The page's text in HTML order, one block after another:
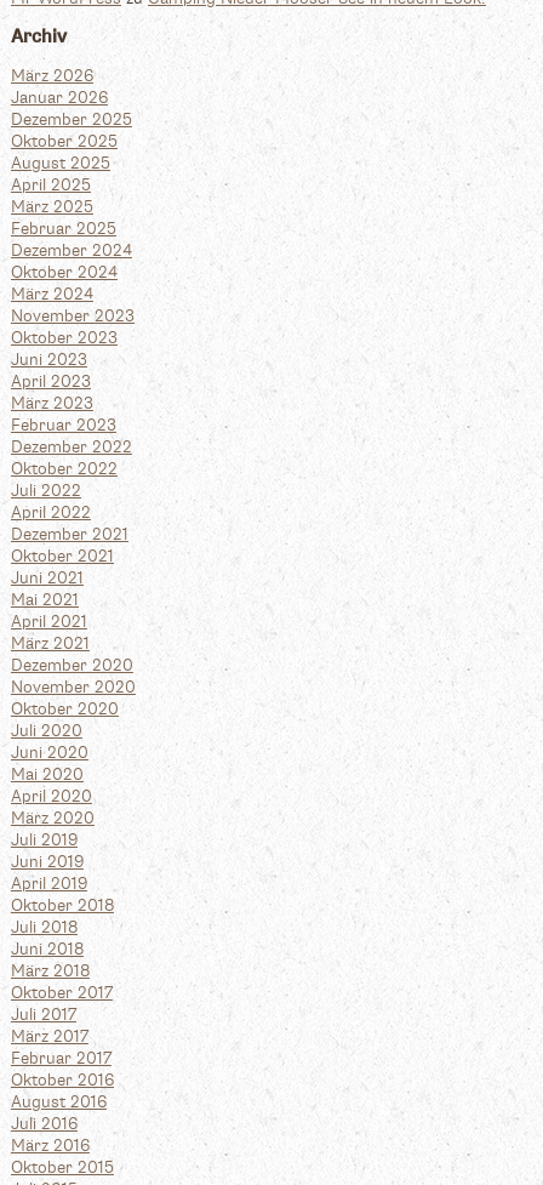
Archiv
März 2026
Januar 2026
Dezember 2025
Oktober 2025
August 2025
April 2025
März 2025
Februar 2025
Dezember 2024
Oktober 2024
März 2024
November 2023
Oktober 2023
Juni 2023
April 2023
März 2023
Februar 2023
Dezember 2022
Oktober 2022
Juli 2022
April 2022
Dezember 2021
Oktober 2021
Juni 2021
Mai 2021
April 2021
März 2021
Dezember 2020
November 2020
Oktober 2020
Juli 2020
Juni 2020
Mai 2020
April 2020
März 2020
Juli 2019
Juni 2019
April 2019
Oktober 2018
Juli 2018
Juni 2018
März 2018
Oktober 2017
Juli 2017
März 2017
Februar 2017
Oktober 2016
August 2016
Juli 2016
März 2016
Oktober 2015